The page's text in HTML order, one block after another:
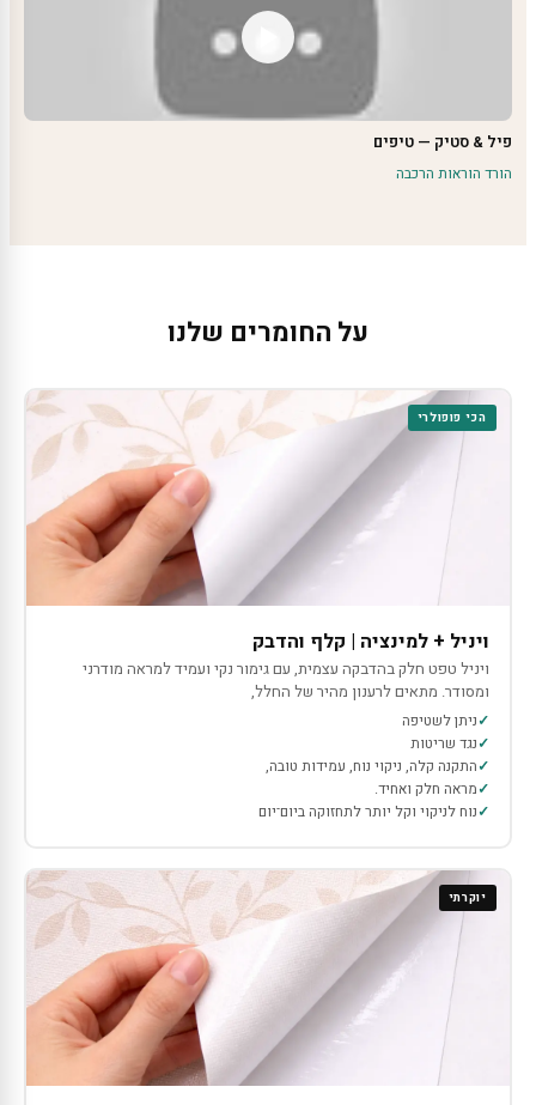
פיל & סטיק — טיפים
הורד הוראות הרכבה
על החומרים שלנו
הכי פופולרי
ויניל + למינציה | קלף והדבק
ויניל טפט חלק בהדבקה עצמית, עם גימור נקי ועמיד למראה מודרני
ומסודר. מתאים לרענון מהיר של החלל,
ניתן לשטיפה
נגד שריטות
התקנה קלה, ניקוי נוח, עמידות טובה,
מראה חלק ואחיד.
נוח לניקוי וקל יותר לתחזוקה ביום־יום
יוקרתי